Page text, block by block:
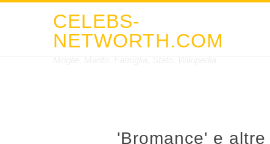
CELEBS-
NETWORTH.COM
'Bromance' e